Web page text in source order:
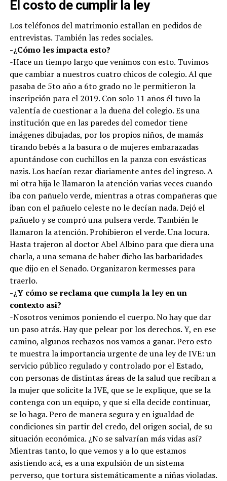
El costo de cumplir la ley
Los teléfonos del matrimonio estallan en pedidos de
entrevistas. También las redes sociales.
-¿Cómo les impacta esto?
-Hace un tiempo largo que venimos con esto. Tuvimos
que cambiar a nuestros cuatro chicos de colegio. Al que
pasaba de 5to año a 6to grado no le permitieron la
inscripción para el 2019. Con solo 11 años él tuvo la
valentía de cuestionar a la dueña del colegio. Es una
institución que en las paredes del comedor tiene
imágenes dibujadas, por los propios niños, de mamás
tirando bebés a la basura o de mujeres embarazadas
apuntándose con cuchillos en la panza con esvásticas
nazis. Los hacían rezar diariamente antes del ingreso. A
mi otra hija le llamaron la atención varias veces cuando
iba con pañuelo verde, mientras a otras compañeras que
iban con el pañuelo celeste no le decían nada. Dejó el
pañuelo y se compró una pulsera verde. También le
llamaron la atención. Prohibieron el verde. Una locura.
Hasta trajeron al doctor Abel Albino para que diera una
charla, a una semana de haber dicho las barbaridades
que dijo en el Senado. Organizaron kermesses para
traerlo.
-¿Y cómo se reclama que cumpla la ley en un
contexto asi?
-Nosotros venimos poniendo el cuerpo. No hay que dar
un paso atrás. Hay que pelear por los derechos. Y, en ese
camino, algunos rechazos nos vamos a ganar. Pero esto
te muestra la importancia urgente de una ley de IVE: un
servicio público regulado y controlado por el Estado,
con personas de distintas áreas de la salud que reciban a
la mujer que solicite la IVE, que se le explique, que se la
contenga con un equipo, y que si ella decide continuar,
se lo haga. Pero de manera segura y en igualdad de
condiciones sin partir del credo, del origen social, de su
situación económica. ¿No se salvarían más vidas así?
Mientras tanto, lo que vemos y a lo que estamos
asistiendo acá, es a una expulsión de un sistema
perverso, que tortura sistemáticamente a niñas violadas.